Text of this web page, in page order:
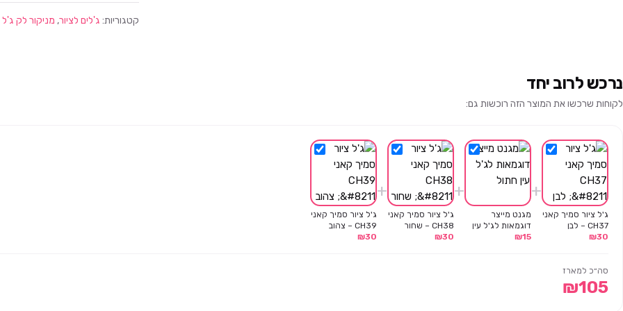
קטגוריות: ג'לים לציור, מניקור לק ג'ל
נרכש לרוב יחד
לקוחות שרכשו את המוצר הזה רוכשות גם:
ג'ל ציור סמיך קאני
CH37 – לבן
₪30
+
מגנט מייצר
דוגמאות לג'ל עין
חתול
₪15
+
ג'ל ציור סמיך קאני
CH38 – שחור
₪30
+
ג'ל ציור סמיך קאני
CH39 – צהוב
₪30
סה״כ למארז
₪105